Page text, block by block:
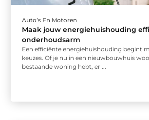
Auto’s En Motoren
Maak jouw energiehuishouding
onderhoudsarm
Een efficiënte energiehuishouding begint
keuzes. Of je nu in een nieuwbouwhuis
bestaande woning hebt, er ...